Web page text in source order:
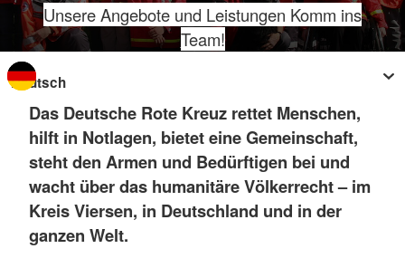
Unsere Angebote und Leistungen Komm ins
Team!
Sprache wechseln zu
Das Deutsche Rote Kreuz rettet Menschen,
hilft in Notlagen, bietet eine Gemeinschaft,
steht den Armen und Bedürftigen bei und
wacht über das humanitäre Völkerrecht – im
Kreis Viersen, in Deutschland und in der
ganzen Welt.